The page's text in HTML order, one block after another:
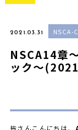
2021.03.31 NSCA-
NSCA14章
ック〜